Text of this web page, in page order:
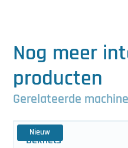
Nog meer
producten
Gerelateerde
Nieuw
Dekfiets